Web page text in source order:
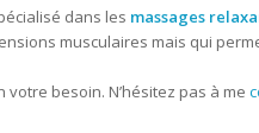
dans les massages
musculaires mais qui
besoin. N’hésitez pas à me